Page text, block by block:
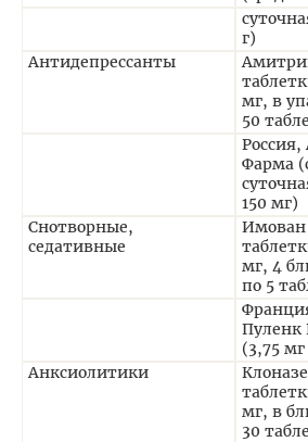
г)
Антидепрессанты
мг, в
50
Фарма
150 мг)
Снотворные,
седативные
Имован
мг, 4
по 5
Пуленк
(3,75 мг
Анксиолитики
мг, в
30